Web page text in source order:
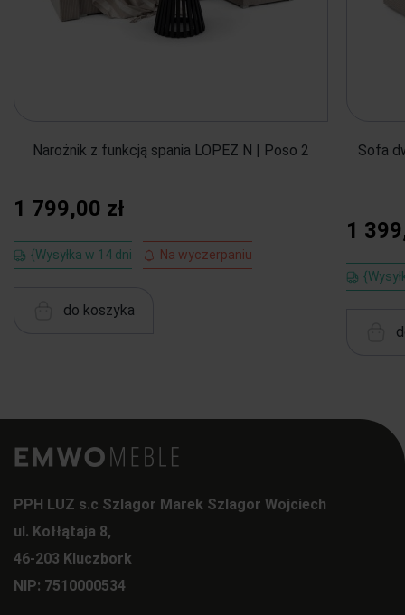
Narożnik z funkcją spania LOPEZ N | Poso 2
1 799,00 zł
{Wysyłka w 14 dni Na wyczerpaniu
do koszyka
Sofa
1
PPH LUZ s.c Szlagor Marek Szlagor Wojciech
ul. Kołłątaja 8,
46-203 Kluczbork
NIP: 7510000534